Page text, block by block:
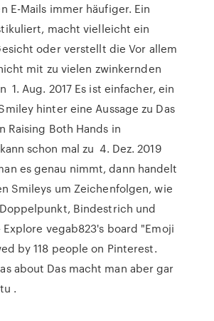
E-Mails immer häufiger. Ein
macht vielleicht ein
oder verstellt die Vor allem
mit zu vielen zwinkernden
1. Aug. 2017 Es ist einfacher, ein
hinter eine Aussage zu Das
Raising Both Hands in
schon mal zu 4. Dez. 2019
es genau nimmt, dann handelt
Smileys um Zeichenfolgen, wie
Bindestrich und
Explore vegab823's board "Emoji
by 118 people on Pinterest.
about Das macht man aber gar
.